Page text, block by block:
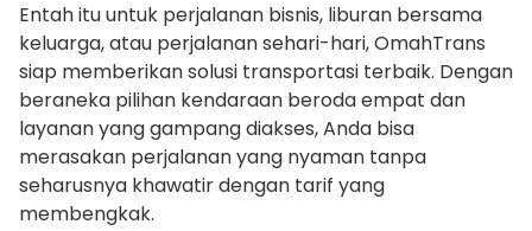
Entah itu untuk perjalanan bisnis, liburan bersama
keluarga, atau perjalanan sehari-hari, OmahTrans
siap memberikan solusi transportasi terbaik. Dengan
beraneka pilihan kendaraan beroda empat dan
layanan yang gampang diakses, Anda bisa
merasakan perjalanan yang nyaman tanpa
seharusnya khawatir dengan tarif yang
membengkak.